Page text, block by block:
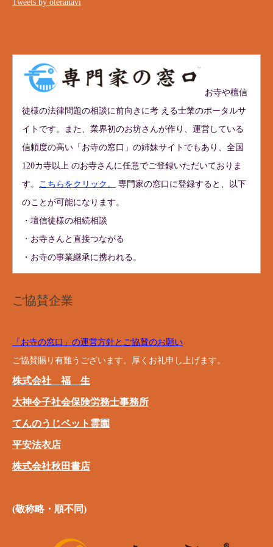
Tweets by oteranavi
お寺や檀信
徒様の法律問題の相談に前向きに考 える士業のポータルサ
イトです。また、業界初のお坊さんが作り、運営している
信頼度の高い「お寺の窓口」の姉妹サイトでもあり、全国
120カ寺以上 のお寺さんに任意でご登録いただいておりま
す。 こちらをクリック。
専門家の窓口に登録すると、以下
のことが可能になります。
・壇信徒様の相続相談
・お寺さんと直接つながる
・お寺の事業継承に携われる。
ご協賛企業
「お寺の窓口」の運営方針とご協賛のお願い
ご協賛賜り有難うございます。厚くお礼申し上げます。
株式会社 福 生
大神令子社会保険労務士事務所
てんのうじペット霊園
平安法衣店
株式会社秋田書店
(敬称略・順不同)